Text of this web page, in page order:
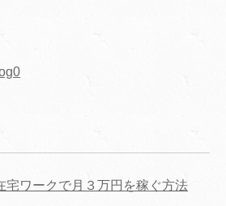
宅ワークで月３万円を稼ぐ方法